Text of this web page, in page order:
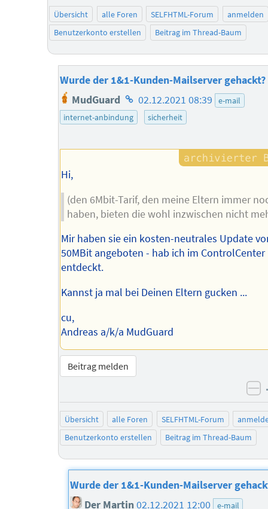
Übersicht alle Foren SELFHTML-Forum
anmelden
Benutzerkonto erstellen
Beitrag im Thread-Baum
Wurde der 1&1-Kunden-Mailserver gehackt?
MudGuard Homepage
des
02.12.2021 08:39
e-mail
internet-anbindung
sicherheit
Hi,
(den 6Mbit-Tarif, den meine Eltern immer
haben, bieten die wohl inzwischen nicht
Mir haben sie ein kosten-neutrales Update
50MBit angeboten - hab ich im ControlCenter
entdeckt.
Kannst ja mal bei Deinen Eltern gucken ...
cu,
Andreas a/k/a MudGuard
Beitrag melden
Übersicht alle Foren SELFHTML-Forum
Benutzerkonto erstellen
Beitrag im Thread-Baum
Wurde der 1&1-Kunden-Mailserver
Der Martin02.12.2021 12:00
e-mail